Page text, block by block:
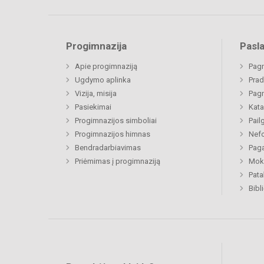
Progimnazija
Apie progimnaziją
Ugdymo aplinka
Vizija, misija
Pasiekimai
Progimnazijos simboliai
Progimnazijos himnas
Bendradarbiavimas
Priėmimas į progimnaziją